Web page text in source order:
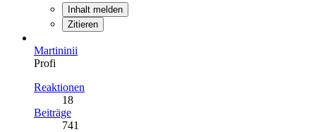
Inhalt melden
Zitieren
Martininii
Profi
Reaktionen
18
Beiträge
741